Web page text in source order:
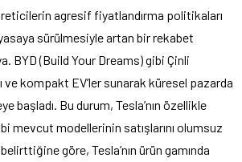
agresif fiyatlandırma politikaları
sürülmesiyle artan bir rekabet
BYD (Build Your Dreams) gibi Çinli
ve kompakt EV’ler sunarak küresel pazarda
başladı. Bu durum, Tesla’nın özellikle
mevcut modellerinin satışlarını olumsuz
göre, Tesla’nın ürün gamında